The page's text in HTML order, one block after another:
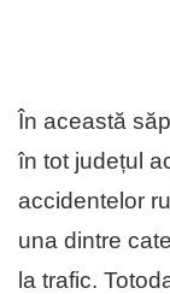
În această
în tot județul
accidentelor
una dintre
la trafic.